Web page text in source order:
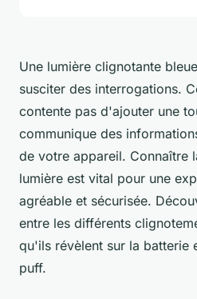
Une lumière clignotante
susciter des interrogations.
contente pas d'ajouter une
communique des
de votre appareil. Connaître
lumière est vital pour une
agréable et sécurisée.
entre les différents
qu'ils révèlent sur la batterie
puff.